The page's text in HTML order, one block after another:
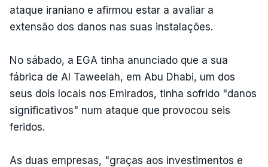
ataque iraniano e afirmou estar a avaliar a
extensão dos danos nas suas instalações.
No sábado, a EGA tinha anunciado que a sua
fábrica de Al Taweelah, em Abu Dhabi, um dos
seus dois locais nos Emirados, tinha sofrido "danos
significativos" num ataque que provocou seis
feridos.
As duas empresas, "graças aos investimentos e